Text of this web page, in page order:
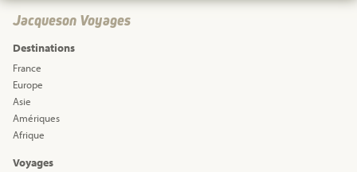
Jacqueson Voyages
Destinations
France
Europe
Asie
Amériques
Afrique
Voyages